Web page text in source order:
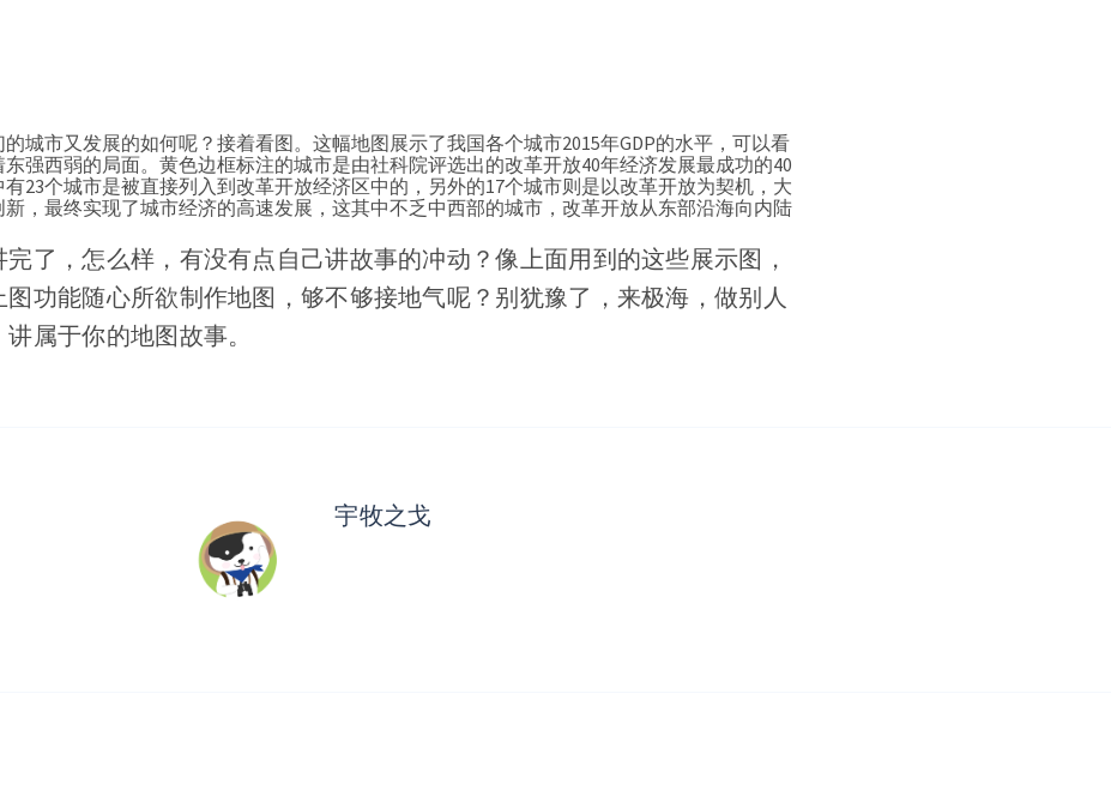
城市又发展的如何呢？接着看图。这幅地图展示了我国各个城市2015年GDP的水平，可以看
强西弱的局面。黄色边框标注的城市是由社科院评选出的改革开放40年经济发展最成功的40
23个城市是被直接列入到改革开放经济区中的，另外的17个城市则是以改革开放为契机，大
，最终实现了城市经济的高速发展，这其中不乏中西部的城市，改革开放从东部沿海向内陆
了，怎么样，有没有点自己讲故事的冲动？像上面用到的这些展示图，
图功能随心所欲制作地图，够不够接地气呢？别犹豫了，来极海，做别人
属于你的地图故事。
宇牧之戈